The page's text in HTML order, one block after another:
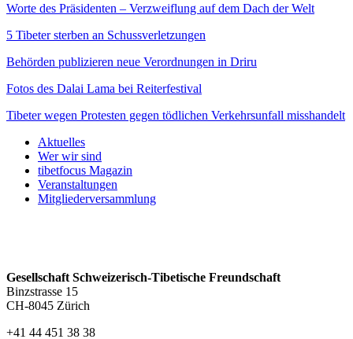
Worte des Präsidenten – Verzweiflung auf dem Dach der Welt
5 Tibeter sterben an Schussverletzungen
Behörden publizieren neue Verordnungen in Driru
Fotos des Dalai Lama bei Reiterfestival
Tibeter wegen Protesten gegen tödlichen Verkehrsunfall misshandelt
Aktuelles
Wer wir sind
tibetfocus Magazin
Veranstaltungen
Mitgliederversammlung
Gesellschaft Schweizerisch-Tibetische Freundschaft
Binzstrasse 15
CH-8045 Zürich
+41 44 451 38 38